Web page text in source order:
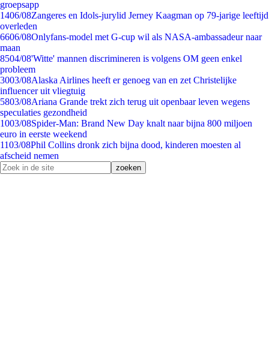
groepsapp
1406/08Zangeres en Idols-jurylid Jerney Kaagman op 79-jarige leeftijd
overleden
6606/08Onlyfans-model met G-cup wil als NASA-ambassadeur naar
maan
8504/08'Witte' mannen discrimineren is volgens OM geen enkel
probleem
3003/08Alaska Airlines heeft er genoeg van en zet Christelijke
influencer uit vliegtuig
5803/08Ariana Grande trekt zich terug uit openbaar leven wegens
speculaties gezondheid
1003/08Spider-Man: Brand New Day knalt naar bijna 800 miljoen
euro in eerste weekend
1103/08Phil Collins dronk zich bijna dood, kinderen moesten al
afscheid nemen